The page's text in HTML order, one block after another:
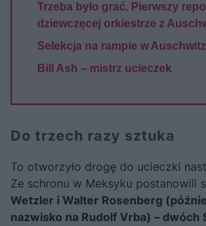
Trzeba było grać. Pierwszy
dziewczęcej orkiestrze z
Selekcja na rampie w Auschwitz
Bill Ash – mistrz ucieczek
Do trzech razy sztuka
To otworzyło drogę do ucieczki
Ze schronu w Meksyku postanowili
Wetzler i Walter Rosenberg
nazwisko na Rudolf Vrba) – dwóch